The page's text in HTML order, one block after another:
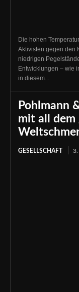
Die hohen
Aktivisten gegen den
niedrigen
Entwicklungen – wie
in diesem...
Pohlmann
mit all dem
GESELLSCHAFT 3.